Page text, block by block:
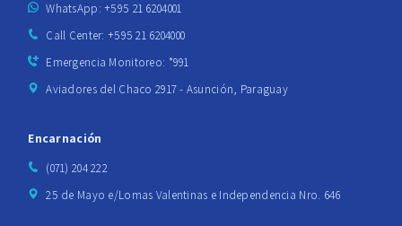
WhatsApp: +595 21 6204001
Call Center: +595 21 6204000
Emergencia Monitoreo: *991
Aviadores del Chaco 2917 - Asunción, Paraguay
Encarnación
(071) 204 222
25 de Mayo e/Lomas Valentinas e Independencia Nro. 646